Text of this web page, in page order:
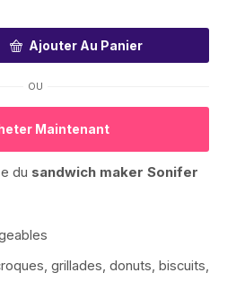
Ajouter Au Panier
OU
Maintenant
du sandwich maker Sonifer
grillades, donuts, biscuits,